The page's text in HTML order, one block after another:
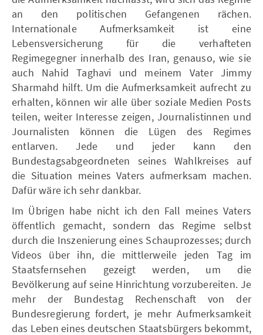
an den politischen Gefangenen rächen.
Internationale Aufmerksamkeit ist eine
Lebensversicherung für die verhafteten
Regimegegner innerhalb des Iran, genauso, wie sie
auch Nahid Taghavi und meinem Vater Jimmy
Sharmahd hilft. Um die Aufmerksamkeit aufrecht zu
erhalten, können wir alle über soziale Medien Posts
teilen, weiter Interesse zeigen, Journalistinnen und
Journalisten können die Lügen des Regimes
entlarven. Jede und jeder kann den
Bundestagsabgeordneten seines Wahlkreises auf
die Situation meines Vaters aufmerksam machen.
Dafür wäre ich sehr dankbar.
Im Übrigen habe nicht ich den Fall meines Vaters
öffentlich gemacht, sondern das Regime selbst
durch die Inszenierung eines Schauprozesses; durch
Videos über ihn, die mittlerweile jeden Tag im
Staatsfernsehen gezeigt werden, um die
Bevölkerung auf seine Hinrichtung vorzubereiten. Je
mehr der Bundestag Rechenschaft von der
Bundesregierung fordert, je mehr Aufmerksamkeit
das Leben eines deutschen Staatsbürgers bekommt,